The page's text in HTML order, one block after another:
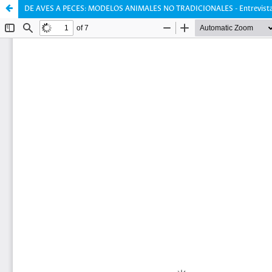
DE AVES A PECES: MODELOS ANIMALES NO TRADICIONALES -